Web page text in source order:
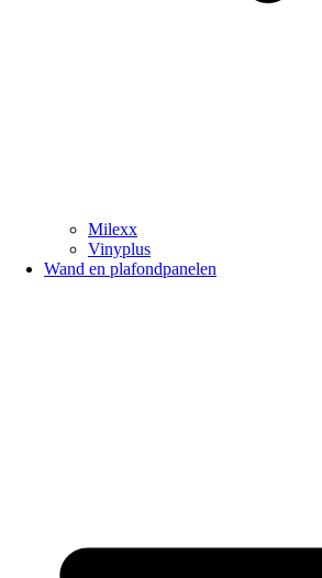
Milexx
Vinyplus
Wand en plafondpanelen